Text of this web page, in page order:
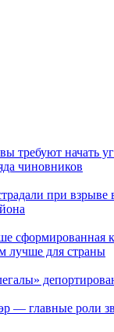
требуют начать
чиновников
при взрыве
сформированная
лучше для страны
— главные роли